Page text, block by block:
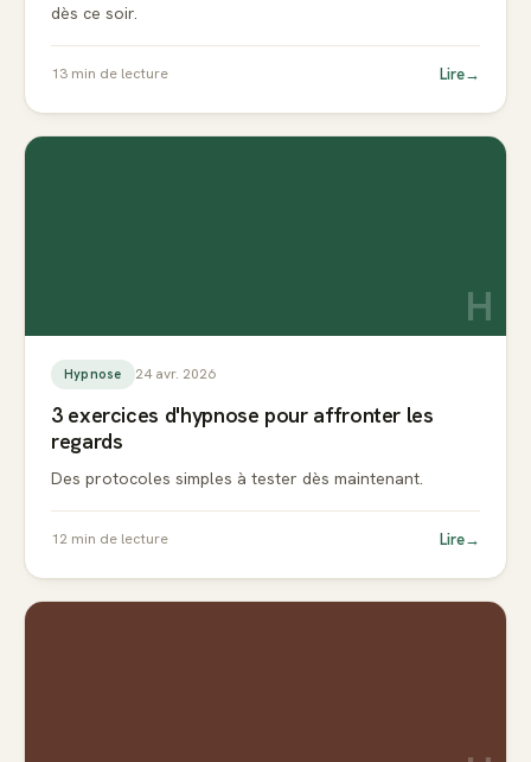
dès ce soir.
13 min de lecture Lire→
H
Hypnose 24 avr. 2026
3 exercices d'hypnose pour affronter les
regards
Des protocoles simples à tester dès maintenant.
12 min de lecture Lire→